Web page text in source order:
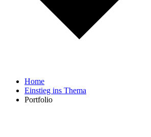
Home
Einstieg ins Thema
Portfolio